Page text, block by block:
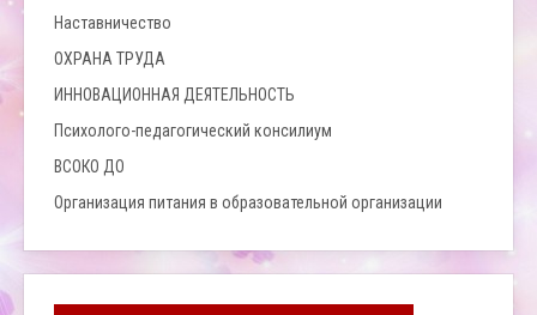
Наставничество
ОХРАНА ТРУДА
ИННОВАЦИОННАЯ ДЕЯТЕЛЬНОСТЬ
Психолого-педагогический консилиум
ВСОКО ДО
Организация питания в образовательной организации